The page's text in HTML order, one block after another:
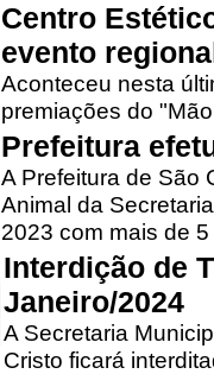
Centro
evento
Aconteceu nesta
premiações do
Prefeitura
A Prefeitura de São
Animal da
2023 com mais de 5
Interdição de
Janeiro/2024
A Secretaria
Cristo ficará